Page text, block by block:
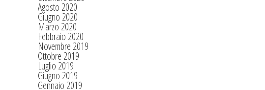
Agosto 2020
Giugno 2020
Marzo 2020
Febbraio 2020
Novembre 2019
Ottobre 2019
Luglio 2019
Giugno 2019
Gennaio 2019